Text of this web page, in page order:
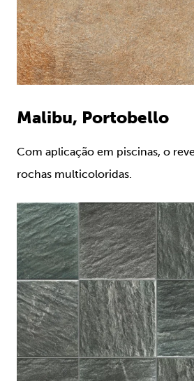
Malibu, Portobello
Com aplicação em piscinas, o
rochas multicoloridas.